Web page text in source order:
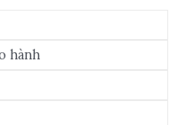
hành